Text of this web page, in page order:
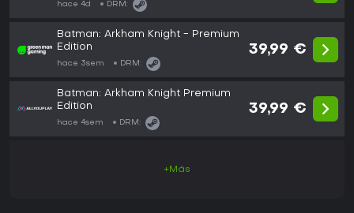
hace 4d DRM:
Batman: Arkham Knight - Premium
Edition
hace 3sem DRM:
39,99 €
Batman: Arkham Knight Premium
Edition
hace 4sem DRM:
39,99 €
+Más